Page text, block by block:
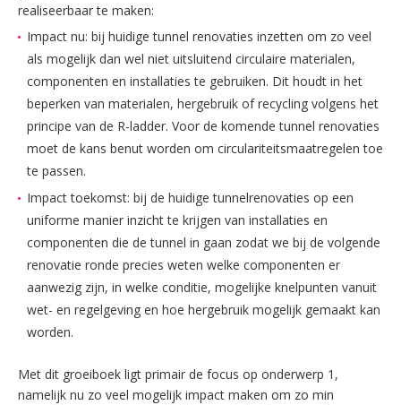
realiseerbaar te maken:
Impact nu: bij huidige tunnel renovaties inzetten om zo veel
als mogelijk dan wel niet uitsluitend circulaire materialen,
componenten en installaties te gebruiken. Dit houdt in het
beperken van materialen, hergebruik of recycling volgens het
principe van de R-ladder. Voor de komende tunnel renovaties
moet de kans benut worden om circulariteitsmaatregelen toe
te passen.
Impact toekomst: bij de huidige tunnelrenovaties op een
uniforme manier inzicht te krijgen van installaties en
componenten die de tunnel in gaan zodat we bij de volgende
renovatie ronde precies weten welke componenten er
aanwezig zijn, in welke conditie, mogelijke knelpunten vanuit
wet- en regelgeving en hoe hergebruik mogelijk gemaakt kan
worden.
Met dit groeiboek ligt primair de focus op onderwerp 1,
namelijk nu zo veel mogelijk impact maken om zo min